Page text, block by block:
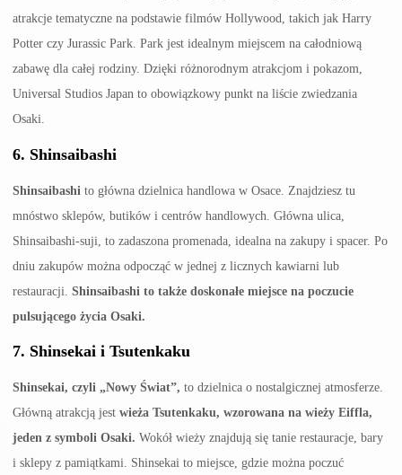
atrakcje tematyczne na podstawie filmów Hollywood, takich jak Harry
Potter czy Jurassic Park. Park jest idealnym miejscem na całodniową
zabawę dla całej rodziny. Dzięki różnorodnym atrakcjom i pokazom,
Universal Studios Japan to obowiązkowy punkt na liście zwiedzania
Osaki.
6. Shinsaibashi
Shinsaibashi to główna dzielnica handlowa w Osace. Znajdziesz tu
mnóstwo sklepów, butików i centrów handlowych. Główna ulica,
Shinsaibashi-suji, to zadaszona promenada, idealna na zakupy i spacer. Po
dniu zakupów można odpocząć w jednej z licznych kawiarni lub
restauracji. Shinsaibashi to także doskonałe miejsce na poczucie
pulsującego życia Osaki.
7. Shinsekai i Tsutenkaku
Shinsekai, czyli „Nowy Świat”, to dzielnica o nostalgicznej atmosferze.
Główną atrakcją jest wieża Tsutenkaku, wzorowana na wieży Eiffla,
jeden z symboli Osaki. Wokół wieży znajdują się tanie restauracje, bary
i sklepy z pamiątkami. Shinsekai to miejsce, gdzie można poczuć